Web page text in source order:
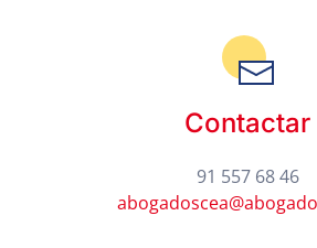
Contactar
91 557 68 46